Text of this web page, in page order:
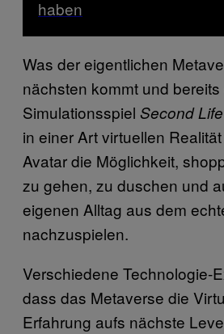
haben
Was der eigentlichen
nächsten kommt und
Simulationsspiel Second Life
in einer Art virtuellen
Avatar die Möglichkeit,
zu gehen, zu duschen und
eigenen Alltag aus dem
nachzuspielen.
Verschiedene Technologie-
dass das Metaverse die
Erfahrung aufs nächste